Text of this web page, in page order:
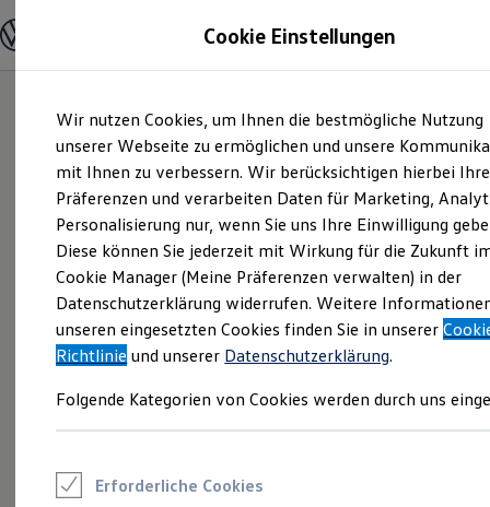
Hauptinhalt
springen
Footer
springen
Modelle und Konfigurator
Modelle vergleichen
Elektroautos
ENERGY Sondermodelle
Nutzfahrzeuge
SUV und CUV
Familienautos
Kombis
Kompaktwagen
Sportwagen
Schnell verfügbare Fahrzeuge
Angebote und Produkte
Aktuelle Angebote
E-Auto-Förderung
Volkswagen Marktplatz
Junge Gebrauchtwagen und Gebrauchtwagen
Saisonangebote
Cookie Einstellungen
Wir nutzen Cookies, um Ihnen die bestmögliche Nutzung
unserer Webseite zu ermöglichen und unsere
mit Ihnen zu verbessern. Wir berücksichtigen hierbei Ihre
Präferenzen und verarbeiten Daten für Marketing,
Personalisierung nur, wenn Sie uns Ihre Einwilligung
Diese können Sie jederzeit mit Wirkung für die Zukunft
Cookie Manager (Meine Präferenzen verwalten) in der
Datenschutzerklärung widerrufen. Weitere
unseren eingesetzten Cookies finden Sie in unserer
Richtlinie und unserer Datenschutzerklärung.
Folgende Kategorien von Cookies werden durch uns
Erforderliche Cookies